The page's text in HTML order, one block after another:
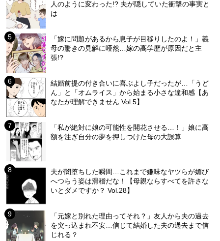
人のように変わった!? 夫が隠していた衝撃の事実と
は
「嫁に問題があるから息子が目移りしたのよ！」義
母の驚きの見解に唖然…嫁の高学歴が原因だと主
張!?
結婚前提の付き合いに喜ぶよし子だったが…「うど
ん」と「オムライス」から始まる小さな違和感【あ
なたが理解できません Vol.5】
「私が絶対に娘の可能性を開花させる…！」娘に高
額を注ぎ自分の夢を押しつけた母の大誤算
夫が闇堕ちした瞬間…これまで嫌味なヤツらが媚び
へつらう姿は滑稽だな！【母親ならすべてを許さな
いとダメですか？ Vol.28】
「元嫁と別れた理由ってそれ？」友人から夫の過去
を突っ込まれ不安…信じて結婚した夫の過去まで信
じれる？